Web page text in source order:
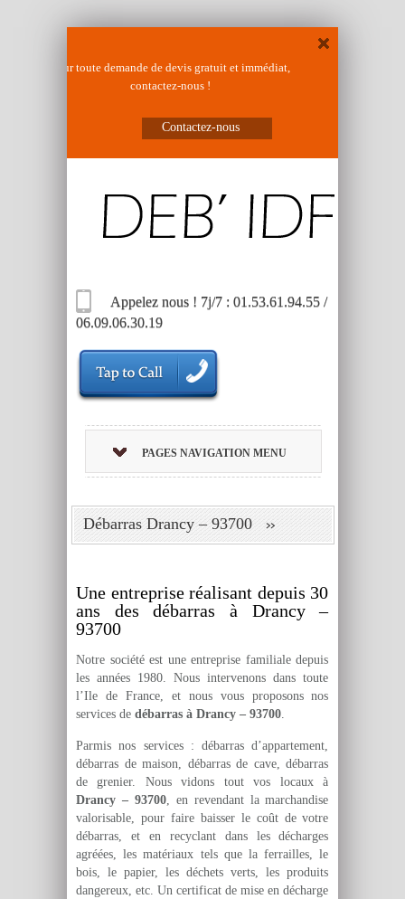
Pour toute demande de devis gratuit et immédiat,
contactez-nous !
Contactez-nous
Appelez nous ! 7j/7 : 01.53.61.94.55 /
06.09.06.30.19
PAGES NAVIGATION MENU
Débarras Drancy – 93700
Une entreprise réalisant depuis 30
ans des débarras à Drancy –
93700
Notre société est une entreprise familiale depuis
les années 1980. Nous intervenons dans toute
l’Ile de France, et nous vous proposons nos
services de débarras à Drancy – 93700.
Parmis nos services : débarras d’appartement,
débarras de maison, débarras de cave, débarras
de grenier. Nous vidons tout vos locaux à
Drancy – 93700, en revendant la marchandise
valorisable, pour faire baisser le coût de votre
débarras, et en recyclant dans les décharges
agréées, les matériaux tels que la ferrailles, le
bois, le papier, les déchets verts, les produits
dangereux, etc. Un certificat de mise en décharge